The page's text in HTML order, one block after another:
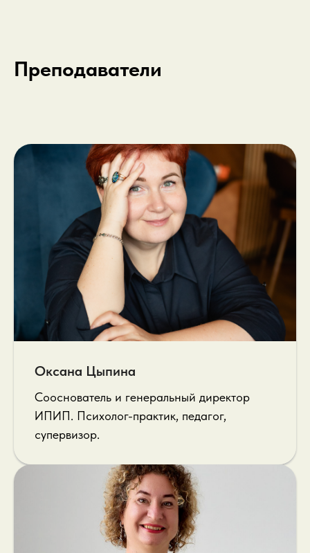
Преподаватели
Оксана Цыпина
Сооснователь и генеральный директор
ИПИП. Психолог-практик, педагог,
супервизор.